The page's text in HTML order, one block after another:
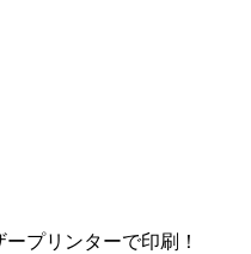
ープリンターで印刷！